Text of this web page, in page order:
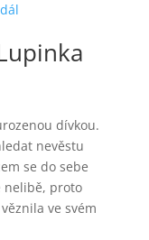
dívkou.
nevěstu
se do sebe
nelibě, proto
ve svém